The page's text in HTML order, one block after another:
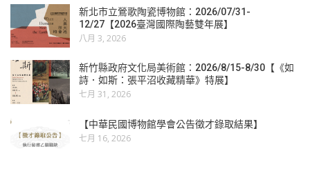
新北市立鶯歌陶瓷博物館：2026/07/31-
12/27【2026臺灣國際陶藝雙年展】
八月 3, 2026
新竹縣政府文化局美術館：2026/8/15-8/30【《如
詩．如斯：張平沼收藏精華》特展】
七月 31, 2026
【中華民國博物館學會公告徵才錄取結果】
七月 16, 2026